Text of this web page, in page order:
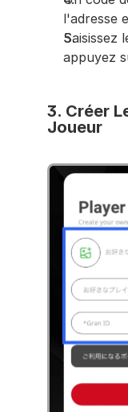
l'adresse
Saisissez
appuyez
3. Créer
Joueur